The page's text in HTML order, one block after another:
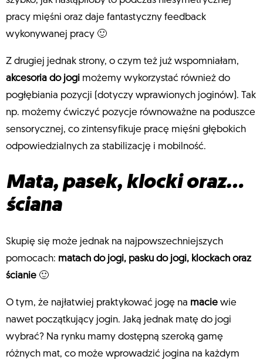
pracy mięśni oraz daje fantastyczny feedback
wykonywanej pracy 🙂
Z drugiej jednak strony, o czym też już wspomniałam,
akcesoria do jogi możemy wykorzystać również do
pogłębiania pozycji (dotyczy wprawionych joginów). Tak
np. możemy ćwiczyć pozycje równoważne na poduszce
sensorycznej, co zintensyfikuje pracę mięśni głębokich
odpowiedzialnych za stabilizację i mobilność.
Mata, pasek, klocki oraz…
ściana
Skupię się może jednak na najpowszechniejszych
pomocach: matach do jogi, pasku do jogi, klockach oraz
ścianie 🙂
O tym, że najłatwiej praktykować jogę na macie wie
nawet początkujący jogin. Jaką jednak matę do jogi
wybrać? Na rynku mamy dostępną szeroką gamę
różnych mat, co może wprowadzić jogina na każdym